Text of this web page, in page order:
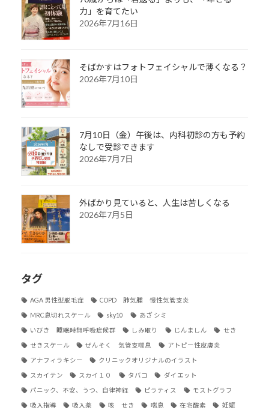
力」を育てたい
2026年7月16日
そばかすはフォトフェイシャルで薄くなる？
2026年7月10日
7月10日（金）午後は、内科初診の方も予約
なしで受診できます
2026年7月7日
外ばかり見ていると、人生は苦しくなる
2026年7月5日
タグ
AGA 男性型脱毛症 COPD 肺気腫 慢性気管支炎
MRC息切れスケール sky10 あざ シミ
いびき 睡眠時無呼吸症候群 しみ取り じんましん せき
せきスケール ぜんそく 気管支喘息 アトピー性皮膚炎
アナフィラキシー クリニックオリジナルのイラスト
スカイテン スカイ１０ タバコ ダイエット
パニック、不安、うつ、自律神経 ピラティス モストグラフ
吸入指導 吸入薬 咳 せき 喘息 在宅酸素 妊娠